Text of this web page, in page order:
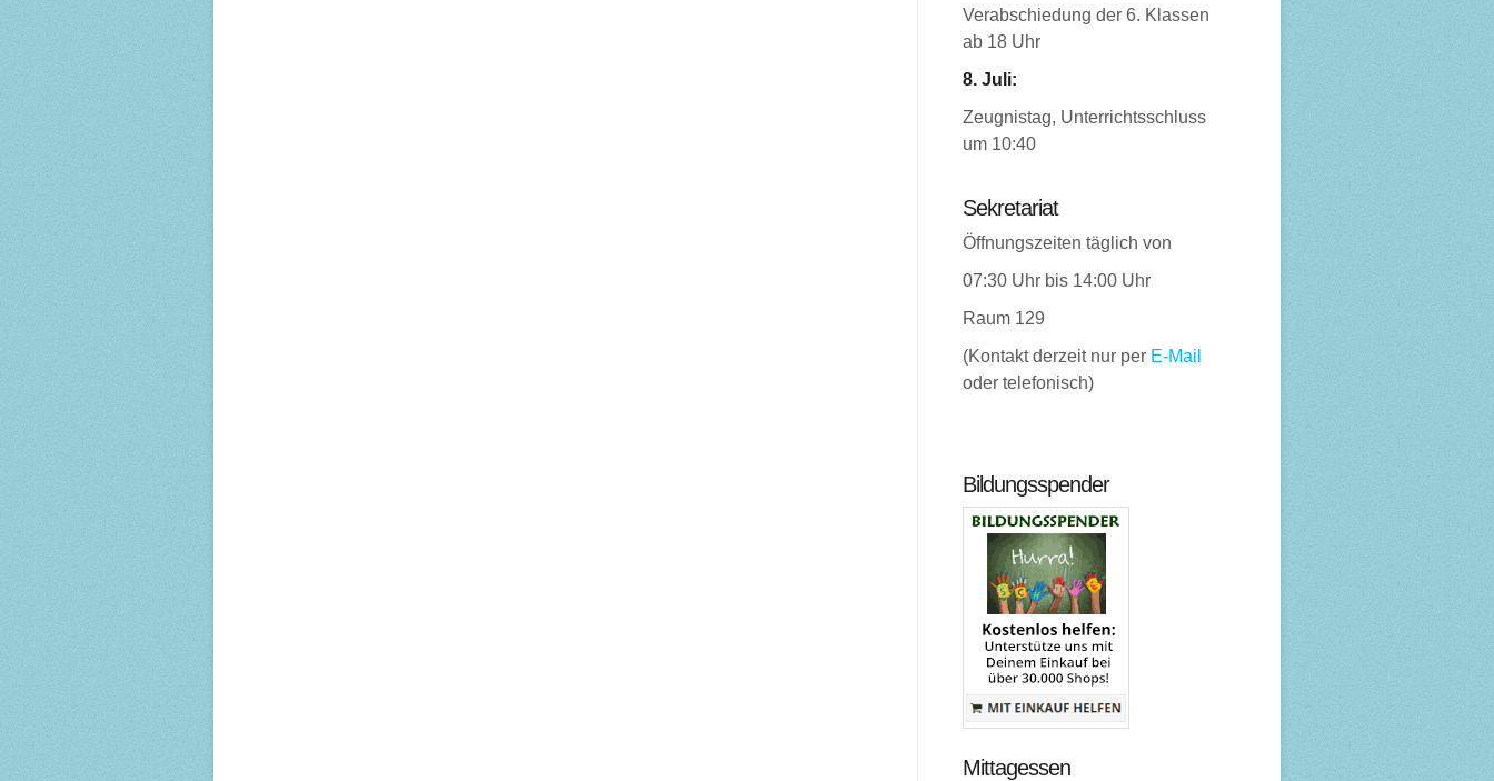
Verabschiedung der 6. Klassen
ab 18 Uhr
8. Juli:
Zeugnistag, Unterrichtsschluss
um 10:40
Sekretariat
Öffnungszeiten täglich von
07:30 Uhr bis 14:00 Uhr
Raum 129
(Kontakt derzeit nur per E-Mail
oder telefonisch)
Bildungsspender
Mittagessen